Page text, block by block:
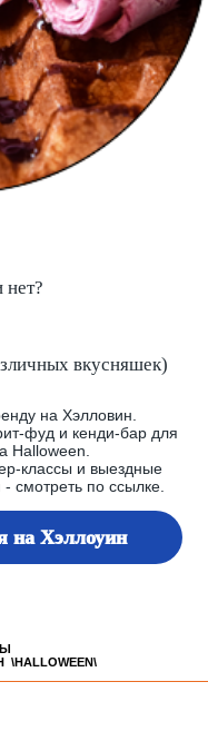
вкусняшек)
на Хэлловин.
фуд и кенди-бар для
Halloween.
классы и выездные
смотреть по ссылке.
на Хэллоуин